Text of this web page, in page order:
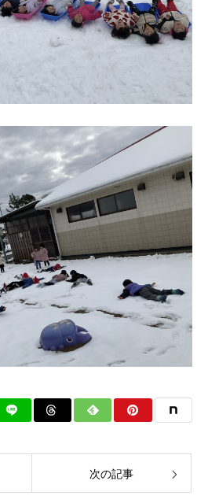
次の記事